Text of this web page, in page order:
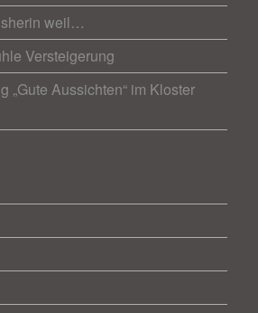
weil…
Versteigerung
„Gute Aussichten“ im Kloster